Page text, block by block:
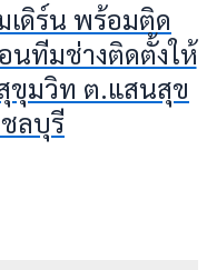
เดิร์น พร้อมติด
นทีมช่างติดตั้งให้
ขุมวิท ต.แสนสุข
ลบุรี